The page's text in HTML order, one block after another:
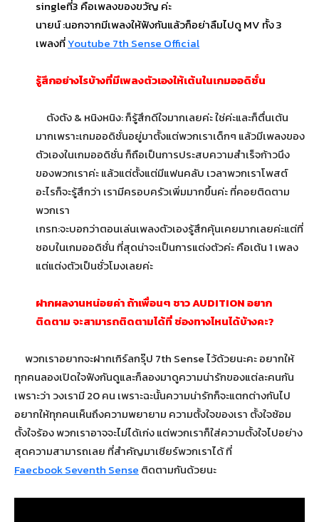
singleที่3 คือเพลงของขวัญ ค่ะ
นายน์ :นอกจากมีเพลงให้ฟังกันแล้วก็อย่าลืมไปดู MV ทั้ง 3
เพลงที่Youtube 7th Sense Official
รู้สึกอย่างไรบ้างที่มีเพลงตัวเองให้เต้นในเกมออดิชั่น
ตังตัง & หนิงหนิง: ก็รู้สึกดีใจมากเลยค่ะ ใช่ค่ะและก็ตื่นเต้น
มากเพราะเกมออดิชั่นอยู่มาตั้งแต่พวกเราเด็กๆ แล้วมีเพลงของ
ตัวเองในเกมออดิชั่น ก็ถือเป็นการประสบความสำเร็จก้าวนึง
ของพวกเราค่ะ แล้วแต่ตั้งแต่มีแฟนคลับ เวลาพวกเราโพสต์
อะไรก็จะรู้สึกว่า เรามีครอบครัวเพิ่มมากขึ้นค่ะ ที่คอยติดตาม
พวกเรา
เกรท:จะบอกว่าตอนเล่นเพลงตัวเองรู้สึกคุ้นเคยมากเลยค่ะแต่ที่
ชอบในเกมออดิชั่น ที่สุดน่าจะเป็นการแต่งตัวค่ะ คือเต้น 1 เพลง
แต่แต่งตัวเป็นชั่วโมงเลยค่ะ
ฝากผลงานหน่อยค่า ถ้าเพื่อนๆ ชาว AUDITION อยาก
ติดตาม จะสามารถติดตามได้ที่ ช่องทางไหนได้บ้างคะ?
พวกเราอยากจะฝากเกิร์ลกรุ๊ป 7th Sense ไว้ด้วยนะคะ อยากให้
ทุกคนลองเปิดใจฟังกันดูและก็ลองมาดูความน่ารักของแต่ละคนกัน
เพราะว่า วงเรามี 20 คน เพราะฉะนั้นความน่ารักก็จะแตกต่างกันไป
อยากให้ทุกคนเห็นถึงความพยายาม ความตั้งใจของเรา ตั้งใจซ้อม
ตั้งใจร้อง พวกเราอาจจะไม่ได้เก่ง แต่พวกเราก็ใส่ความตั้งใจไปอย่าง
สุดความสามารถเลย ที่สำคัญมาเชียร์พวกเราได้ ที่
Faecbook Seventh Sense ติดตามกันด้วยนะ